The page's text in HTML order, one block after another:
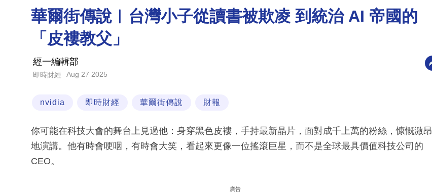
華爾街傳說︳台灣小子從讀書被欺凌 到統治 AI 帝國的
「皮褸教父」
經一編輯部
即時財經 Aug 27 2025
nvidia 即時財經 華爾街傳說 財報
你可能在科技大會的舞台上見過他：身穿黑色皮褸，手持最新晶片，面對成千上萬的粉絲，慷慨激昂
地演講。他有時會哽咽，有時會大笑，看起來更像一位搖滾巨星，而不是全球最具價值科技公司的
CEO。
廣告